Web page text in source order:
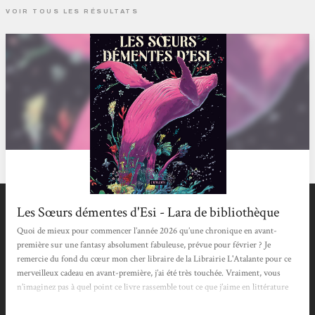
VOIR TOUS LES RÉSULTATS
Les Sœurs démentes d'Esi - Lara de bibliothèque
Quoi de mieux pour commencer l’année 2026 qu’une chronique en avant-
première sur une fantasy absolument fabuleuse, prévue pour février ? Je
remercie du fond du cœur mon cher libraire de la Librairie L'Atalante pour ce
merveilleux cadeau en avant-première, j’ai été très touchée. Vraiment, vous
n’imaginez pas à quel point ce livre rassemble tout ce que j’aime en littérature